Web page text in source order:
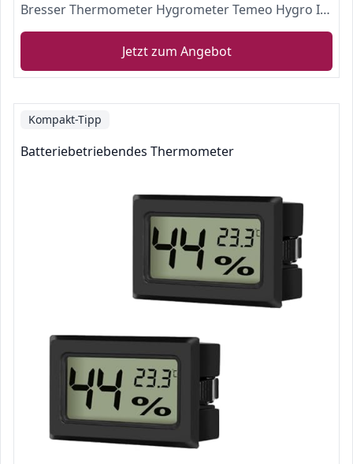
Bresser Thermometer Hygrometer Temeo Hygro Indicator 3er-Set zum Aufstellen oder zur Wandmontage mit Raumklima-Indikator, Grau
Jetzt zum Angebot
Kompakt-Tipp
Batteriebetriebendes Thermometer